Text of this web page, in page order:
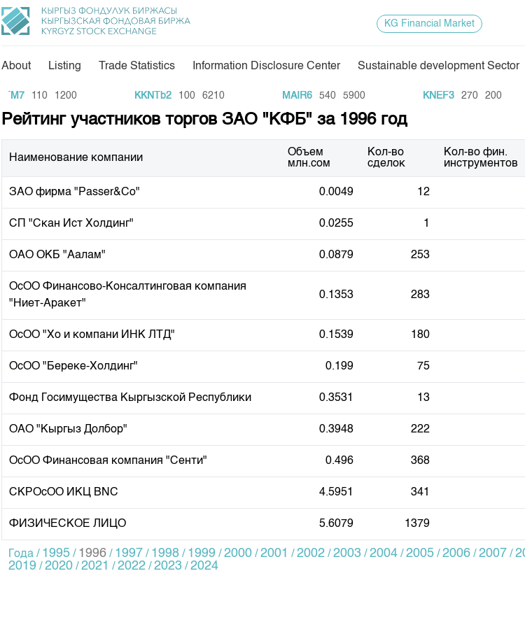
About Us
General Information
Shareholders
Board of Directors
Revisory Committee
Committees
Markets Participants
Our Partners
Development Strategy
Corporate Documents
Directions
Commodity Sector
Information Disclosure Center
KG Financial Market
25 years of CJSC KSE
Regulatory Base
Exchange Activities
Depositary Activities
Information Disclosure
KG Financial Market
About Listing Trade Statistics Information Disclosure Center Sustainable development Sector
110 1200 KKNTb2 100 6210 MAIR6 540 5900 KNEF3 270 200
Рейтинг участников торгов ЗАО "КФБ" за 1996 год
Наименование компании
Объем
млн.сом
Кол-во
сделок
Кол-во фин.
инструментов
ЗАО фирма "Passer&Co" 0.0049 12
СП "Скан Ист Холдинг" 0.0255 1
ОАО OKБ "Аалам" 0.0879 253
ОсОО Финансово-Консалтинговая компания
"Ниет-Аракет"
0.1353 283
ОсОО "Хо и компани ИНК ЛТД" 0.1539 180
ОсОО "Береке-Холдинг" 0.199 75
Фонд Госимущества Кыргызской Республики 0.3531 13
ОАО "Кыргыз Долбор" 0.3948 222
ОсОО Финансовая компания "Сенти" 0.496 368
СКРОсОО ИКЦ BNC 4.5951 341
ФИЗИЧЕСКОЕ ЛИЦО 5.6079 1379
Года / 1995 / 1996 / 1997 / 1998 / 1999 /2000 /2001 /2002 /2003 /2004 /2005 /2006 /2007 /
2019 /2020 /2021 /2022 /2023 /2024